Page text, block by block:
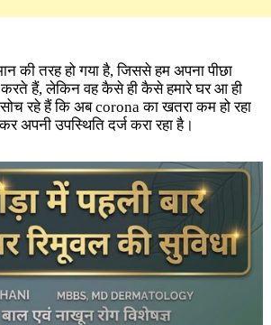
की तरह हो गया है, जिससे हम अपना पीछा
हैं, लेकिन वह कैसे ही कैसे हमारे घर आ ही
रहे हैं कि अब corona का खतरा कम हो रहा
अपनी उपस्थिति दर्ज करा रहा है।